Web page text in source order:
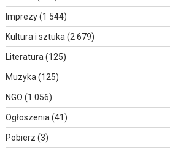
Imprezy(1 544)
Kultura i sztuka (2 679)
Literatura (125)
Muzyka (125)
NGO (1 056)
Ogłoszenia (41)
Pobierz (3)